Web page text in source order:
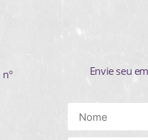
nº
Envie seu